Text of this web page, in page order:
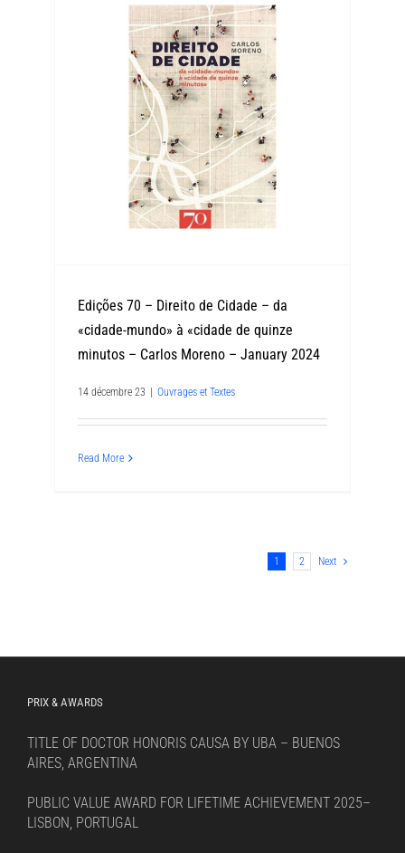
Edições 70 – Direito de Cidade – da
«cidade-mundo» à «cidade de quinze
minutos – Carlos Moreno – January 2024
14 décembre 23 Ouvrages et Textes
Read More
1 2 Next
PRIX & AWARDS
TITLE OF DOCTOR HONORIS CAUSA BY UBA – BUENOS
AIRES, ARGENTINA
PUBLIC VALUE AWARD FOR LIFETIME ACHIEVEMENT 2025–
LISBON, PORTUGAL